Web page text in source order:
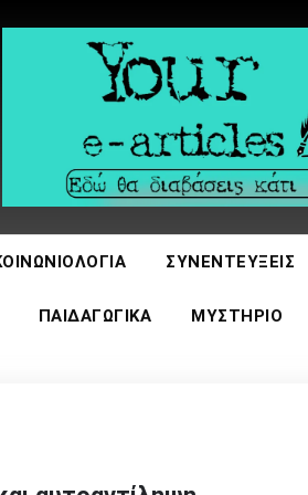
ΣΥΝΕΝΤΕΎΞΕΙΣ
ΠΑΙΔΑΓΩΓΙΚΆ ΜΥΣΤΉΡΙΟ